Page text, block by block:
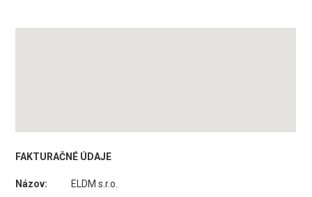
FAKTURAČNÉ ÚDAJE
Názov:
ELDM s.r.o.